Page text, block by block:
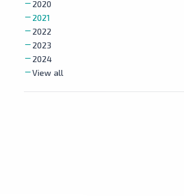
2020
2021
2022
2023
2024
View all